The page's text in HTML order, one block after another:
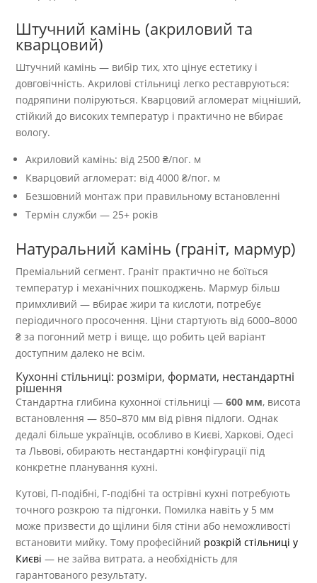
Штучний камінь (акриловий та
кварцовий)
Штучний камінь — вибір тих, хто цінує естетику і
довговічність. Акрилові стільниці легко реставруються:
подряпини поліруються. Кварцовий агломерат міцніший,
стійкий до високих температур і практично не вбирає
вологу.
Акриловий камінь: від 2500 ₴/пог. м
Кварцовий агломерат: від 4000 ₴/пог. м
Безшовний монтаж при правильному встановленні
Термін служби — 25+ років
Натуральний камінь (граніт, мармур)
Преміальний сегмент. Граніт практично не боїться
температур і механічних пошкоджень. Мармур більш
примхливий — вбирає жири та кислоти, потребує
періодичного просочення. Ціни стартують від 6000–8000
₴ за погонний метр і вище, що робить цей варіант
доступним далеко не всім.
Кухонні стільниці: розміри, формати, нестандартні
рішення
Стандартна глибина кухонної стільниці —600 мм, висота
встановлення — 850–870 мм від рівня підлоги. Однак
дедалі більше українців, особливо в Києві, Харкові, Одесі
та Львові, обирають нестандартні конфігурації під
конкретне планування кухні.
Кутові, П-подібні, Г-подібні та острівні кухні потребують
точного розкрою та підгонки. Помилка навіть у 5 мм
може призвести до щілини біля стіни або неможливості
встановити мийку. Тому професійний розкрій стільниці у
Києві — не зайва витрата, а необхідність для
гарантованого результату.